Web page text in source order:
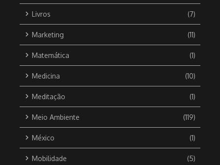
Livros (7)
Marketing (11)
Matemática (1)
Medicina (10)
Meditação (1)
Meio Ambiente (119)
México (1)
Mobilidade (5)